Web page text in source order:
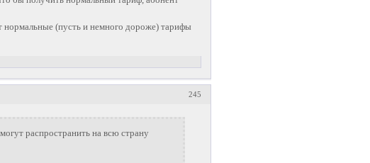
(пусть и немного дороже) тарифы
245
распространить на всю страну